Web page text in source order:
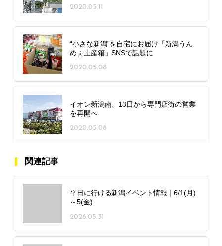
2020.05.11
“小さな新潟”を自宅にお届け「新潟うん
めぇ土産箱」SNSで話題に
2020.05.08
イオン新潟南、13日から専門店街の営業
を再開へ
2020.05.08
関連記事
平日に行ける新潟イベント情報｜6/1(月)
～5(金)
2026.05.31